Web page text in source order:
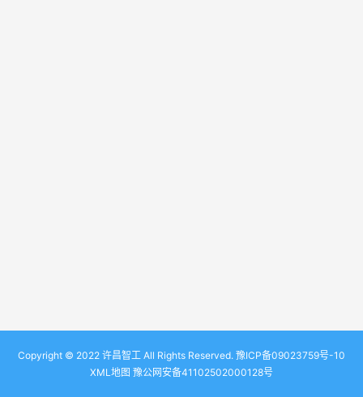
Copyright © 2022 许昌智工 All Rights Reserved. 豫ICP备09023759号-10
XML地图 豫公网安备41102502000128号